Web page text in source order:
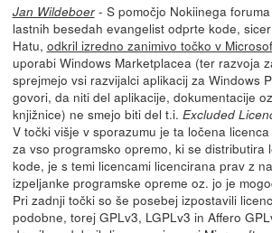
Jan Wildeboer- S pomočjo Nokiinega
lastnih besedah evangelist odprte kode,
Hatu, odkril izredno zanimivo točko v
uporabi Windows Marketplacea (ter razvoja
sprejmejo vsi razvijalci aplikacij za Windows
govori, da niti del aplikacije, dokumentacije
knjižnice) ne smejo biti del t.i. Excluded
V točki višje v sporazumu je ta ločena
za vso programsko opremo, ki se distributira
kode, je s temi licencami licencirana prav z
izpeljanke programske opreme oz. jo je
Pri zadnji točki so še posebej izpostavili
podobne, torej GPLv3, LGPLv3 in Affero